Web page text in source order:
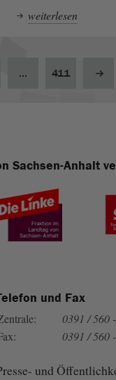
weiterlesen
... 411
Sachsen-Anhalt
und Fax
0391 / 560
0391 / 560
und